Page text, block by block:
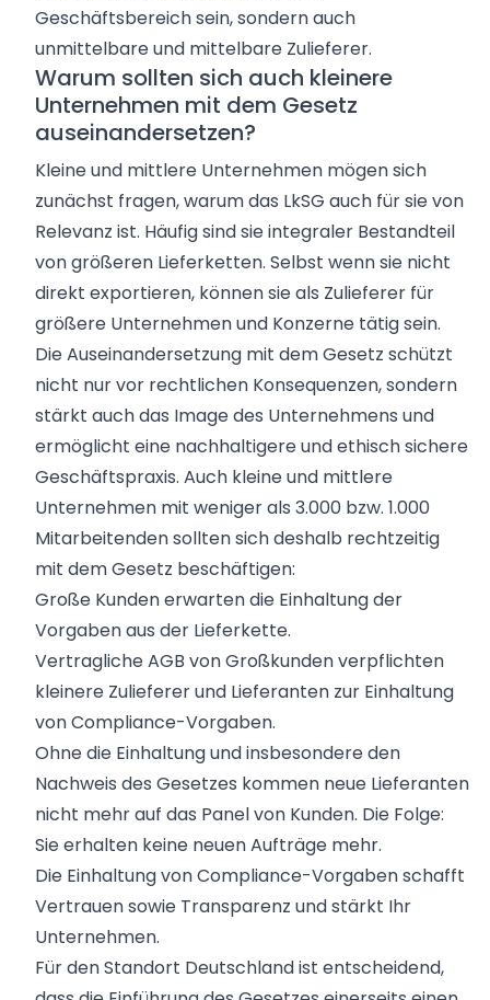
Geschäftsbereich sein, sondern auch
unmittelbare und mittelbare Zulieferer.
Warum sollten sich auch kleinere
Unternehmen mit dem Gesetz
auseinandersetzen?
Kleine und mittlere Unternehmen mögen sich
zunächst fragen, warum das LkSG auch für sie von
Relevanz ist. Häufig sind sie integraler Bestandteil
von größeren Lieferketten. Selbst wenn sie nicht
direkt exportieren, können sie als Zulieferer für
größere Unternehmen und Konzerne tätig sein.
Die Auseinandersetzung mit dem Gesetz schützt
nicht nur vor rechtlichen Konsequenzen, sondern
stärkt auch das Image des Unternehmens und
ermöglicht eine nachhaltigere und ethisch sichere
Geschäftspraxis. Auch kleine und mittlere
Unternehmen mit weniger als 3.000 bzw. 1.000
Mitarbeitenden sollten sich deshalb rechtzeitig
mit dem Gesetz beschäftigen:
Große Kunden erwarten die Einhaltung der
Vorgaben aus der Lieferkette.
Vertragliche AGB von Großkunden verpflichten
kleinere Zulieferer und Lieferanten zur Einhaltung
von Compliance-Vorgaben.
Ohne die Einhaltung und insbesondere den
Nachweis des Gesetzes kommen neue Lieferanten
nicht mehr auf das Panel von Kunden. Die Folge:
Sie erhalten keine neuen Aufträge mehr.
Die Einhaltung von Compliance-Vorgaben schafft
Vertrauen sowie Transparenz und stärkt Ihr
Unternehmen.
Für den Standort Deutschland ist entscheidend,